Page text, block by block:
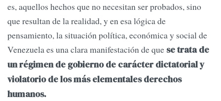
es, aquellos hechos que no necesitan ser probados, sino
que resultan de la realidad, y en esa lógica de
pensamiento, la situación política, económica y social de
Venezuela es una clara manifestación de que se trata de
un régimen de gobierno de carácter dictatorial y
violatorio de los más elementales derechos
humanos.